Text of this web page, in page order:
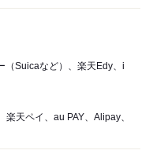
（Suicaなど）、楽天Edy、i
楽天ペイ、au PAY、Alipay、